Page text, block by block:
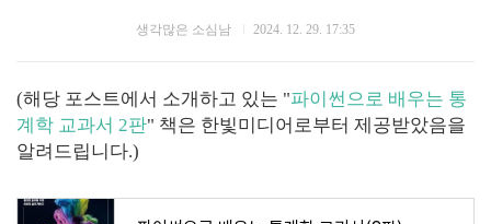
생각많은 소심남 2024. 12. 29. 17:35
(해당 포스트에서 소개하고 있는 "파이썬으로 배우는 통
계학 교과서 2판" 책은 한빛미디어로부터 제공받았음을
알려드립니다.)